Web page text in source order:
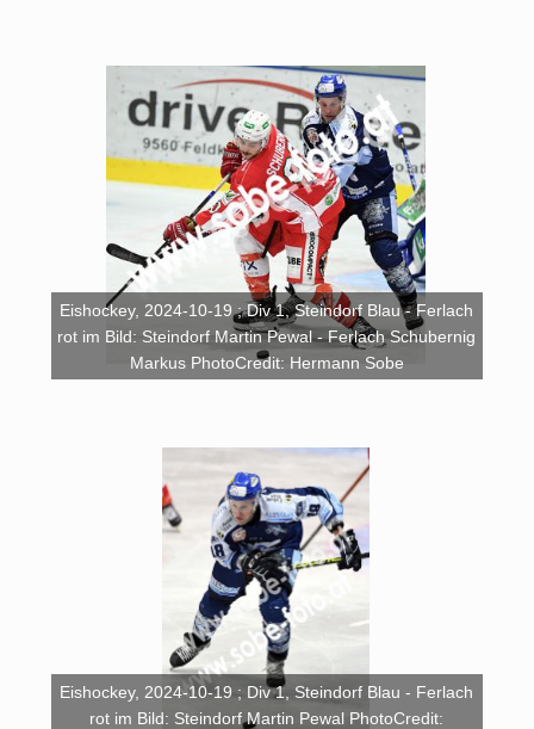
Eishockey, 2024-10-19 ; Div 1, Steindorf Blau - Ferlach
rot im Bild: Steindorf Martin Pewal - Ferlach Schubernig
Markus PhotoCredit: Hermann Sobe
Eishockey, 2024-10-19 ; Div 1, Steindorf Blau - Ferlach
rot im Bild: Steindorf Martin Pewal PhotoCredit: